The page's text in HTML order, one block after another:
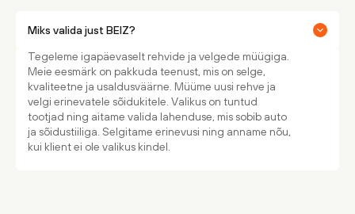
Miks valida just BEIZ?
Tegeleme igapäevaselt rehvide ja velgede müügiga.
Meie eesmärk on pakkuda teenust, mis on selge,
kvaliteetne ja usaldusväärne. Müüme uusi rehve ja
velgi erinevatele sõidukitele. Valikus on tuntud
tootjad ning aitame valida lahenduse, mis sobib auto
ja sõidustiiliga. Selgitame erinevusi ning anname nõu,
kui klient ei ole valikus kindel.